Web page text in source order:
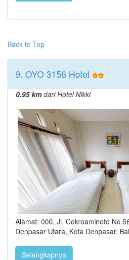
Back to Top
9. OYO 3156 Hotel
0.95 kmdari Hotel Nikki
Alamat: 000, Jl. Cokroaminoto
Denpasar Utara, Kota Denpasar,
Selengkapnya